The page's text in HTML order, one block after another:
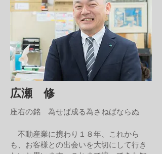
広瀬 修
座右の銘 為せば成る為さねばならぬ
不動産業に携わり１８年、これから
も、お客様との出会いを大切にして行き